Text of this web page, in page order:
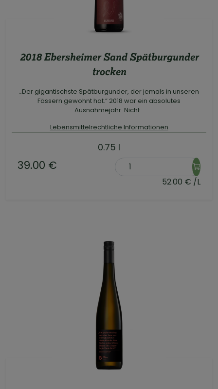
2018 Ebersheimer Sand Spätburgunder
trocken
„Der gigantischste Spätburgunder, der jemals in unseren
Fässern gewohnt hat.“ 2018 war ein absolutes
Ausnahmejahr. Nicht...
Lebensmittelrechtliche Informationen
0.75 l
39.00 €
52.00 € /L